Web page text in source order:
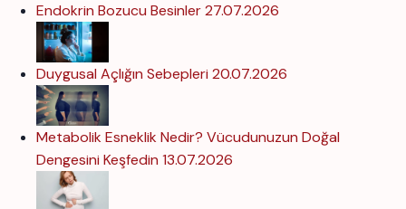
Endokrin Bozucu Besinler27.07.2026
Duygusal Açlığın Sebepleri 20.07.2026
Metabolik Esneklik Nedir? Vücudunuzun Doğal
Dengesini Keşfedin 13.07.2026